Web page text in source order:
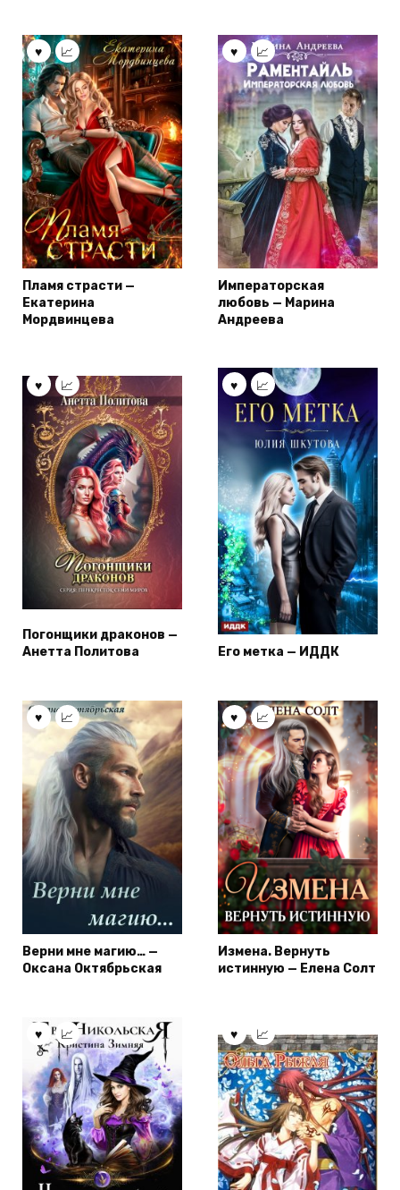
Пламя страсти —
Екатерина
Мордвинцева
Императорская
любовь — Марина
Андреева
Погонщики драконов —
Анетта Политова
Его метка — ИДДК
Верни мне магию… —
Оксана Октябрьская
Измена. Вернуть
истинную — Елена Солт